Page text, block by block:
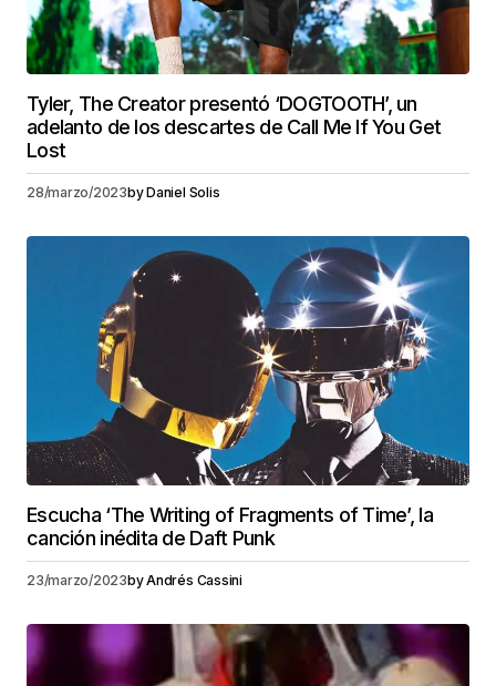
Tyler, The Creator presentó ‘DOGTOOTH’, un
adelanto de los descartes de Call Me If You Get
Lost
28/marzo/2023byDaniel Solis
Escucha ‘The Writing of Fragments of Time’, la
canción inédita de Daft Punk
23/marzo/2023byAndrés Cassini